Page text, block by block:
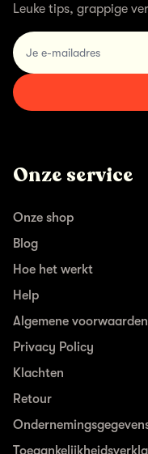
Leuke tips, grappige
email
Onze service
Onze shop
Blog
Hoe het werkt
Help
Algemene voorwaarden
Privacy Policy
Klachten
Retour